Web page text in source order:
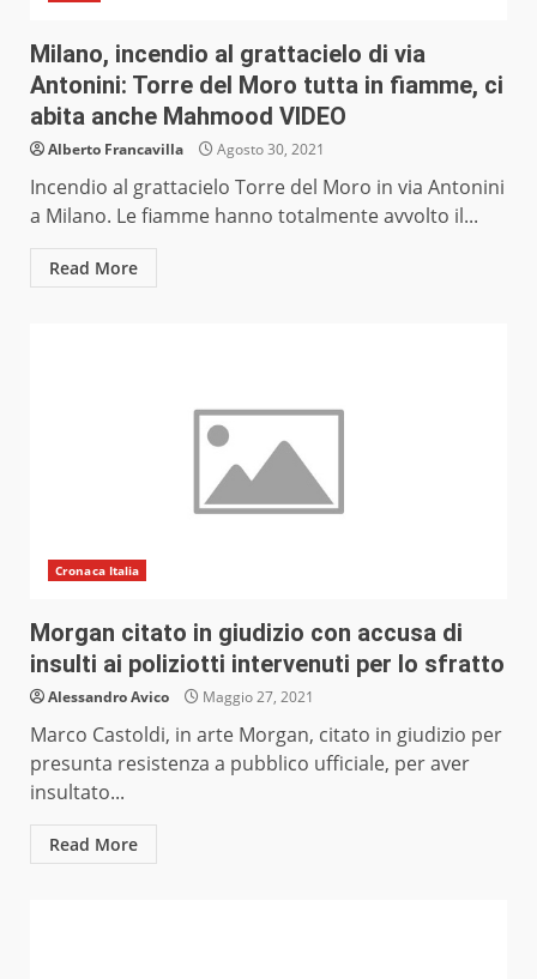
Milano, incendio al grattacielo di via
Antonini: Torre del Moro tutta in fiamme, ci
abita anche Mahmood VIDEO
Alberto Francavilla Agosto 30, 2021
Incendio al grattacielo Torre del Moro in via Antonini
a Milano. Le fiamme hanno totalmente avvolto il...
Read More
Cronaca Italia
Morgan citato in giudizio con accusa di
insulti ai poliziotti intervenuti per lo sfratto
Alessandro Avico Maggio 27, 2021
Marco Castoldi, in arte Morgan, citato in giudizio per
presunta resistenza a pubblico ufficiale, per aver
insultato...
Read More